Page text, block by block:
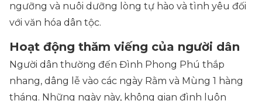
ngưỡng và nuôi dưỡng lòng tự hào và tình yêu đối
với văn hóa dân tộc.
Hoạt động thăm viếng của người dân
Người dân thường đến Đình Phong Phú thắp
nhang, dâng lễ vào các ngày Rằm và Mùng 1 hàng
tháng. Những ngày này, không gian đình luôn